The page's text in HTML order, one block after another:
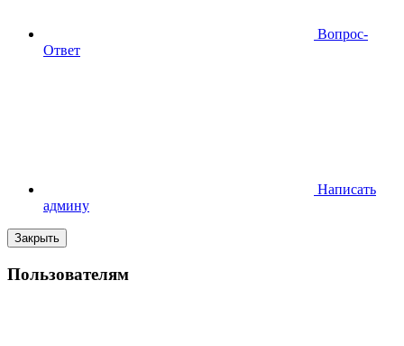
Вопрос-
Ответ
Написать
админу
Закрыть
Пользователям